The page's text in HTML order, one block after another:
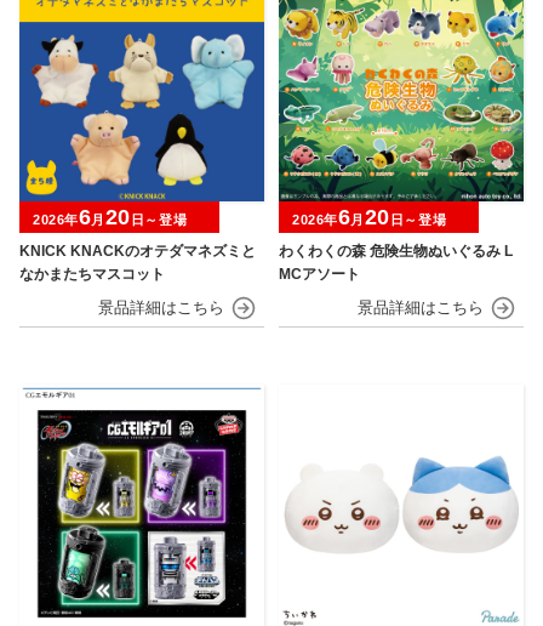
KNICK KNACKのオテダマネズミと
なかまたちマスコット
2026年6月 20 日～登場
わくわくの森 危険生物ぬいぐるみ L
MCアソート
2026年6月 20 日～登場